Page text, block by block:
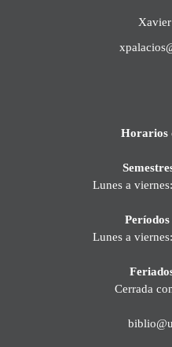
Horarios
Lunes a
Lunes a
Cerrada